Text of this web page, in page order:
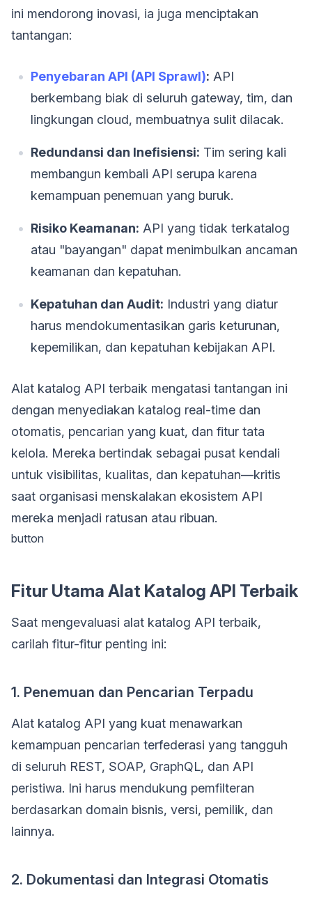
ini mendorong inovasi, ia juga menciptakan
tantangan:
Penyebaran API (API Sprawl): API
berkembang biak di seluruh gateway, tim, dan
lingkungan cloud, membuatnya sulit dilacak.
Redundansi dan Inefisiensi: Tim sering kali
membangun kembali API serupa karena
kemampuan penemuan yang buruk.
Risiko Keamanan: API yang tidak terkatalog
atau "bayangan" dapat menimbulkan ancaman
keamanan dan kepatuhan.
Kepatuhan dan Audit: Industri yang diatur
harus mendokumentasikan garis keturunan,
kepemilikan, dan kepatuhan kebijakan API.
Alat katalog API terbaik mengatasi tantangan ini
dengan menyediakan katalog real-time dan
otomatis, pencarian yang kuat, dan fitur tata
kelola. Mereka bertindak sebagai pusat kendali
untuk visibilitas, kualitas, dan kepatuhan—kritis
saat organisasi menskalakan ekosistem API
mereka menjadi ratusan atau ribuan.
button
Fitur Utama Alat Katalog API Terbaik
Saat mengevaluasi alat katalog API terbaik,
carilah fitur-fitur penting ini:
1. Penemuan dan Pencarian Terpadu
Alat katalog API yang kuat menawarkan
kemampuan pencarian terfederasi yang tangguh
di seluruh REST, SOAP, GraphQL, dan API
peristiwa. Ini harus mendukung pemfilteran
berdasarkan domain bisnis, versi, pemilik, dan
lainnya.
2. Dokumentasi dan Integrasi Otomatis